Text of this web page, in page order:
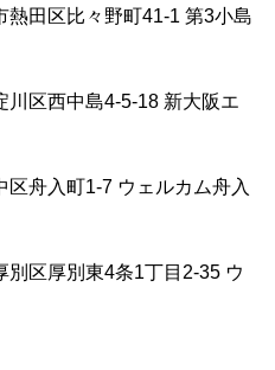
比々野町41-1 第3小島
中島4-5-18 新大阪エ
町1-7 ウェルカム舟入
別東4条1丁目2-35 ウ